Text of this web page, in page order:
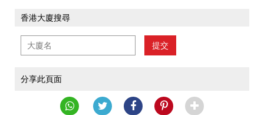
香港大廈搜尋
提交
分享此頁面